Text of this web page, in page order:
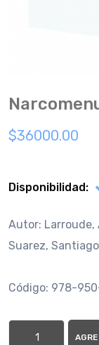
$36000.00
Disponibilidad:
Autor: Larroude,
Suarez, Santiago
Código: 978-